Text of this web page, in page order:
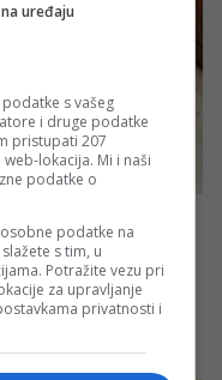
uređaju
s vašeg
i druge podatke
pristupati 207
lokacija. Mi i naši
podatke o
podatke na
s tim, u
Potražite vezu pri
za upravljanje
privatnosti i